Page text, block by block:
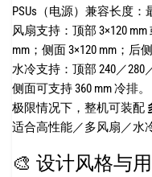
PSUs（电源）兼容长度：
风扇支持：顶部 3×120 mm
mm；侧面 3×120 mm；后侧
水冷支持：顶部 240／280
侧面可支持 360 mm 冷排。
极限情况下，整机可装配
适合高性能／多风扇／水
🎨 设计风格与